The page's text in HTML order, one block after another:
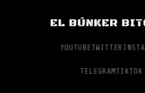
EL BÚNKER
YOUTUBETWITTER
TELEGRAMTIKTOK